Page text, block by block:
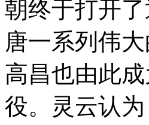
朝终于打开
唐一系列伟
高昌也由此
役。灵云认